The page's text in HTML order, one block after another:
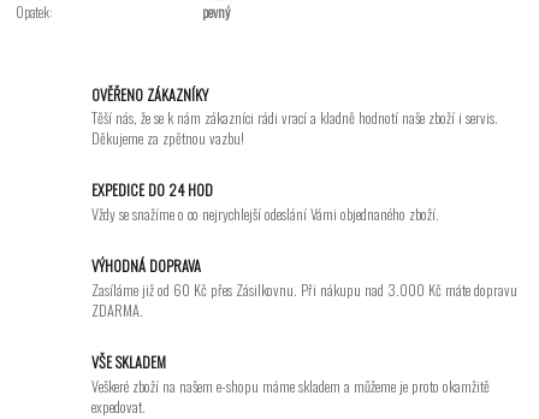
Opatek:
pevný
OVĚŘENO ZÁKAZNÍKY
Těší nás, že se k nám zákazníci rádi vrací a kladně hodnotí naše zboží i servis.
Děkujeme za zpětnou vazbu!
EXPEDICE DO 24 HOD
Vždy se snažíme o co nejrychlejší odeslání Vámi objednaného zboží.
VÝHODNÁ DOPRAVA
Zasíláme již od 60 Kč přes Zásilkovnu. Při nákupu nad 3.000 Kč máte dopravu
ZDARMA.
VŠE SKLADEM
Veškeré zboží na našem e-shopu máme skladem a můžeme je proto okamžitě
expedovat.